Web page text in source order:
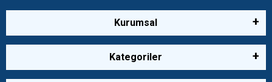
Kurumsal
Kategoriler